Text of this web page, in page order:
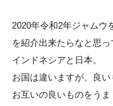
2020年令和2年ジャムウ
を紹介出来たらなと思っ
インドネシアと日本。
お国は違いますが、良い
お互いの良いものをう